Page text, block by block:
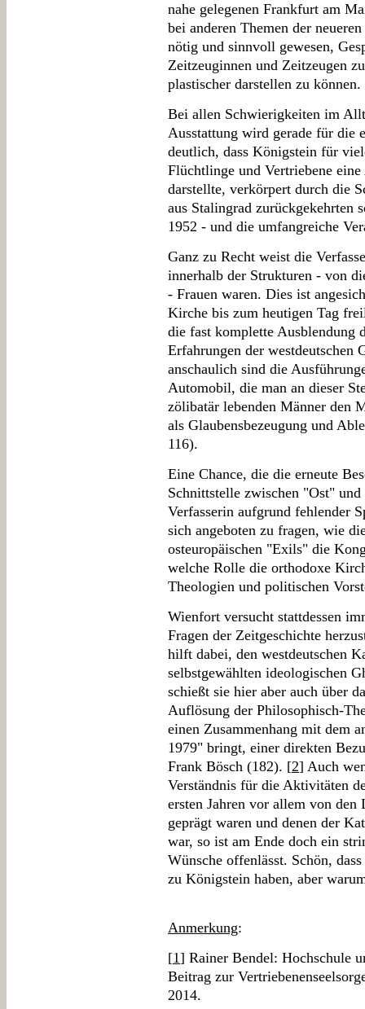
nahe gelegenen Frankfurt am
bei anderen Themen der
nötig und sinnvoll gewesen,
Zeitzeuginnen und Zeitzeugen
plastischer darstellen zu können.
Bei allen Schwierigkeiten im
Ausstattung wird gerade für die
deutlich, dass Königstein für
Flüchtlinge und Vertriebene
darstellte, verkörpert durch die
aus Stalingrad zurückgekehrten
1952 - und die umfangreiche
Ganz zu Recht weist die
innerhalb der Strukturen - von
- Frauen waren. Dies ist
Kirche bis zum heutigen Tag
die fast komplette Ausblendung
Erfahrungen der westdeutschen
anschaulich sind die
Automobil, die man an dieser
zölibatär lebenden Männer den
als Glaubensbezeugung und
116).
Eine Chance, die die erneute
Schnittstelle zwischen "Ost"
Verfasserin aufgrund fehlender
sich angeboten zu fragen, wie
osteuropäischen "Exils" die
welche Rolle die orthodoxe
Theologien und politischen
Wienfort versucht stattdessen
Fragen der Zeitgeschichte
hilft dabei, den westdeutschen
selbstgewählten ideologischen
schießt sie hier aber auch über
Auflösung der Philosophisch-
einen Zusammenhang mit dem
1979" bringt, einer direkten
Frank Bösch (182). [2] Auch
Verständnis für die Aktivitäten
ersten Jahren vor allem von
geprägt waren und denen der
war, so ist am Ende doch ein
Wünsche offenlässt. Schön,
zu Königstein haben, aber
Anmerkung:
[1] Rainer Bendel: Hochschule
Beitrag zur
2014.